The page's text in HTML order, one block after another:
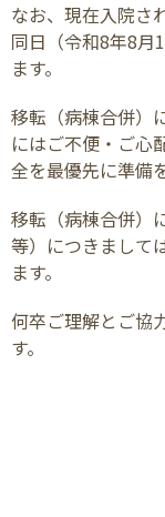
なお、現在入院さ
同日（令和8年8月1
ます。
移転（病棟合併）
にはご不便・ご心
全を最優先に準備
移転（病棟合併）
等）につきまして
ます。
何卒ご理解とご協
す。